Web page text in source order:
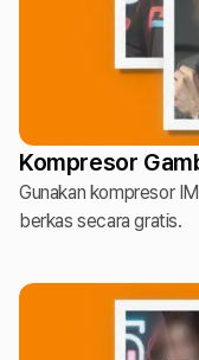
Kompresor
Gunakan kompresor
berkas secara gratis.